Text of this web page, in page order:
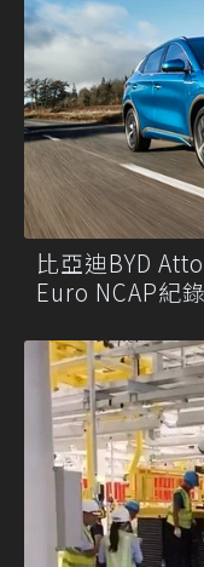
比亞迪BYD
Euro NCAP紀錄